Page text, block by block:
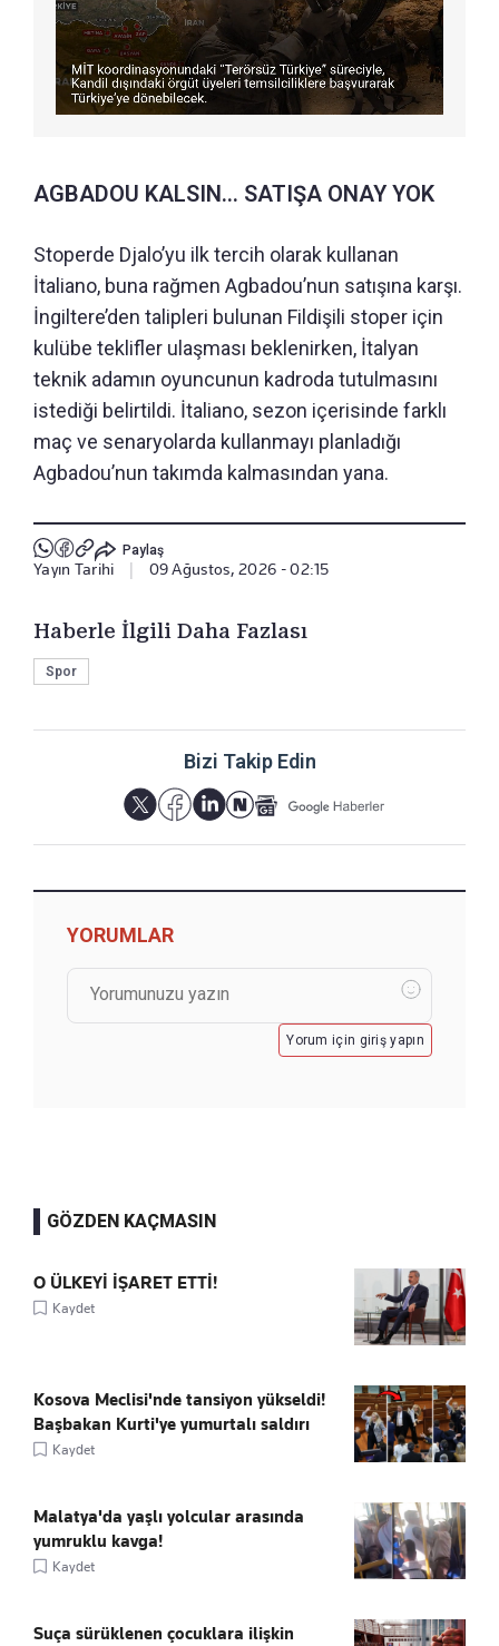
AGBADOU KALSIN... SATIŞA ONAY YOK
Stoperde Djalo’yu ilk tercih olarak kullanan
İtaliano, buna rağmen Agbadou’nun satışına karşı.
İngiltere’den talipleri bulunan Fildişili stoper için
kulübe teklifler ulaşması beklenirken, İtalyan
teknik adamın oyuncunun kadroda tutulmasını
istediği belirtildi. İtaliano, sezon içerisinde farklı
maç ve senaryolarda kullanmayı planladığı
Agbadou’nun takımda kalmasından yana.
Paylaş
Yayın Tarihi 09 Ağustos, 2026 - 02:15
Haberle İlgili Daha Fazlası
Spor
Bizi Takip Edin
YORUMLAR
Yorum için giriş yapın
GÖZDEN KAÇMASIN
O ÜLKEYİ İŞARET ETTİ!
Kaydet
Kosova Meclisi'nde tansiyon yükseldi!
Başbakan Kurti'ye yumurtalı saldırı
Kaydet
Malatya'da yaşlı yolcular arasında
yumruklu kavga!
Kaydet
Suça sürüklenen çocuklara ilişkin